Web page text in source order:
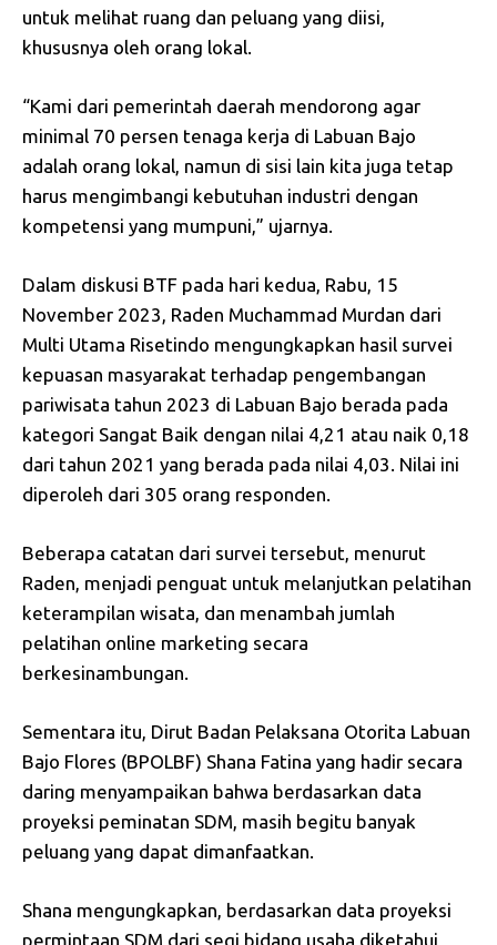
untuk melihat ruang dan peluang yang diisi,
khususnya oleh orang lokal.
“Kami dari pemerintah daerah mendorong agar
minimal 70 persen tenaga kerja di Labuan Bajo
adalah orang lokal, namun di sisi lain kita juga tetap
harus mengimbangi kebutuhan industri dengan
kompetensi yang mumpuni,” ujarnya.
Dalam diskusi BTF pada hari kedua, Rabu, 15
November 2023, Raden Muchammad Murdan dari
Multi Utama Risetindo mengungkapkan hasil survei
kepuasan masyarakat terhadap pengembangan
pariwisata tahun 2023 di Labuan Bajo berada pada
kategori Sangat Baik dengan nilai 4,21 atau naik 0,18
dari tahun 2021 yang berada pada nilai 4,03. Nilai ini
diperoleh dari 305 orang responden.
Beberapa catatan dari survei tersebut, menurut
Raden, menjadi penguat untuk melanjutkan pelatihan
keterampilan wisata, dan menambah jumlah
pelatihan online marketing secara
berkesinambungan.
Sementara itu, Dirut Badan Pelaksana Otorita Labuan
Bajo Flores (BPOLBF) Shana Fatina yang hadir secara
daring menyampaikan bahwa berdasarkan data
proyeksi peminatan SDM, masih begitu banyak
peluang yang dapat dimanfaatkan.
Shana mengungkapkan, berdasarkan data proyeksi
permintaan SDM dari segi bidang usaha diketahui